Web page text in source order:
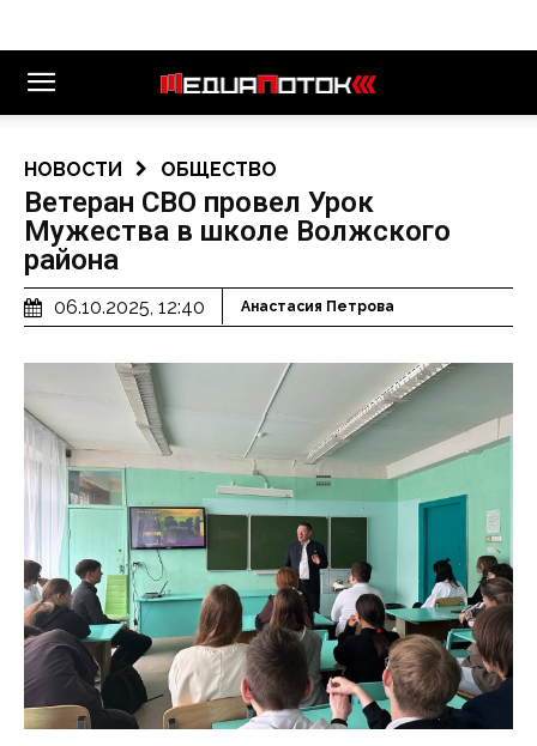
НОВОСТИ ОБЩЕСТВО
Ветеран СВО провел Урок
Мужества в школе Волжского
района
06.10.2025, 12:40 Анастасия Петрова